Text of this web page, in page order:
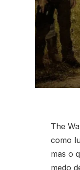
The
como
mas o
medo